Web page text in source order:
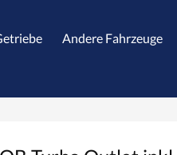
Andere Fahrzeuge